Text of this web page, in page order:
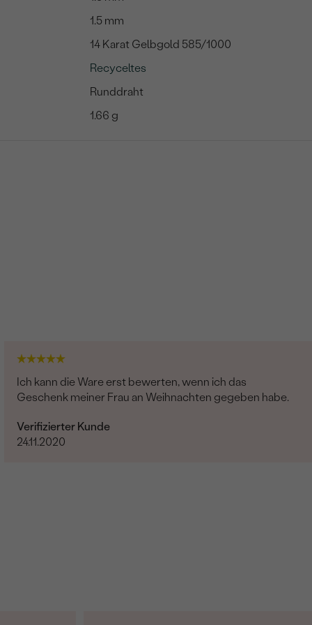
1.5 mm
14 Karat Gelbgold 585/1000
Recyceltes
Runddraht
1.66 g
Ich kann die Ware erst bewerten, wenn ich das
Geschenk meiner Frau an Weihnachten gegeben habe.
Verifizierter Kunde
24.11.2020